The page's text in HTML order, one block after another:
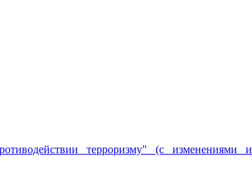
терроризму" (с изменениями и